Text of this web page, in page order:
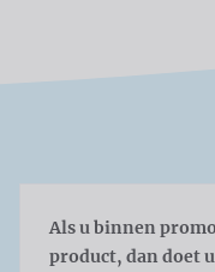
Als u binnen
product, dan doet